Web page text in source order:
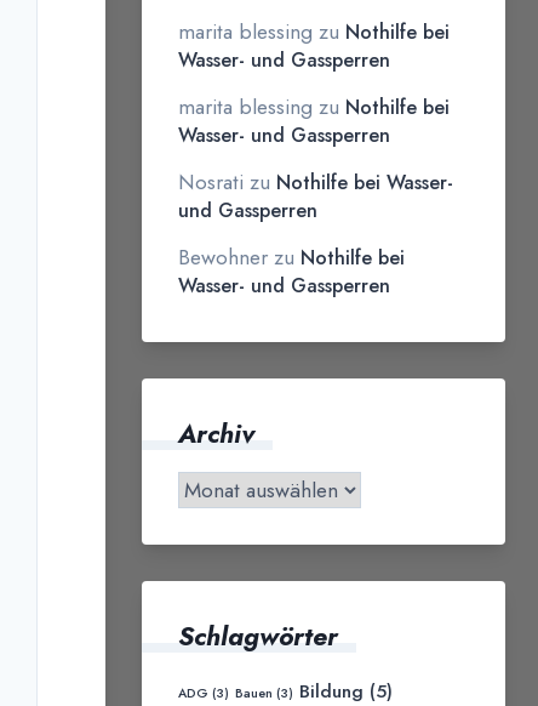
marita blessing zu Nothilfe bei
Wasser- und Gassperren
marita blessing zu Nothilfe bei
Wasser- und Gassperren
Nosrati zu Nothilfe bei Wasser-
und Gassperren
Bewohnerzu Nothilfe bei
Wasser- und Gassperren
Archiv
Schlagwörter
ADG (3) Bauen (3) Bildung (5)